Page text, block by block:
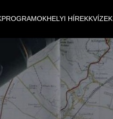
PROGRAMOKHELYI HÍREKKVÍZEK